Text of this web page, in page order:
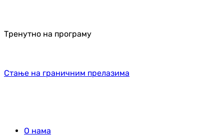
Тренутно на програму
Стање на граничним прелазима
О нама